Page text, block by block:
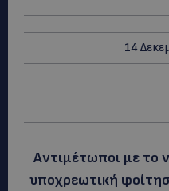
14
Αντιμέτωποι με το
υποχρεωτική